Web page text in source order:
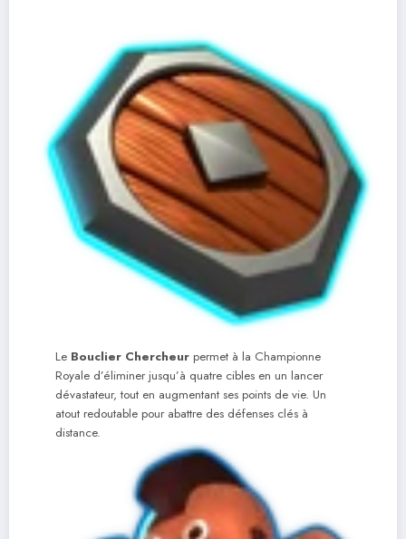
Le Bouclier Chercheur permet à la Championne
Royale d’éliminer jusqu’à quatre cibles en un lancer
dévastateur, tout en augmentant ses points de vie. Un
atout redoutable pour abattre des défenses clés à
distance.